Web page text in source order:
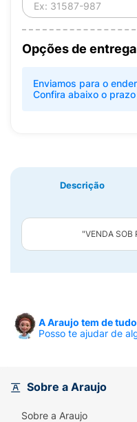
Opções de entrega
Enviamos para o
Confira abaixo o
Descrição
"VENDA SOB
A Araujo tem de
Posso te ajudar de
Sobre a Araujo
Sobre a Araujo